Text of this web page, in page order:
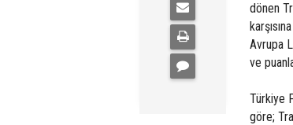
dönen
Avrupa
ve
Türkiye
göre;